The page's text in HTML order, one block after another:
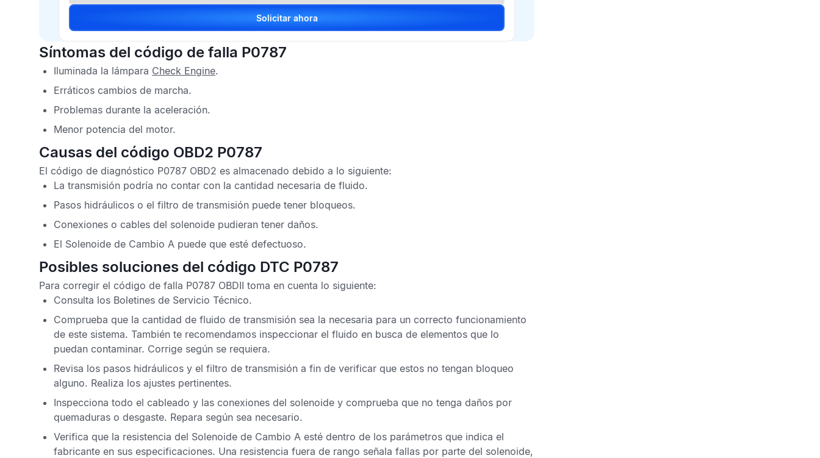
Solicitar ahora
Síntomas del código de falla P0787
Iluminada la lámpara Check Engine.
Erráticos cambios de marcha.
Problemas durante la aceleración.
Menor potencia del motor.
Causas del código OBD2 P0787
El código de diagnóstico P0787 OBD2 es almacenado debido a lo siguiente:
La transmisión podría no contar con la cantidad necesaria de fluido.
Pasos hidráulicos o el filtro de transmisión puede tener bloqueos.
Conexiones o cables del solenoide pudieran tener daños.
El Solenoide de Cambio A puede que esté defectuoso.
Posibles soluciones del código DTC P0787
Para corregir el código de falla P0787 OBDII toma en cuenta lo siguiente:
Consulta los Boletines de Servicio Técnico.
Comprueba que la cantidad de fluido de transmisión sea la necesaria para un correcto funcionamiento
de este sistema. También te recomendamos inspeccionar el fluido en busca de elementos que lo
puedan contaminar. Corrige según se requiera.
Revisa los pasos hidráulicos y el filtro de transmisión a fin de verificar que estos no tengan bloqueo
alguno. Realiza los ajustes pertinentes.
Inspecciona todo el cableado y las conexiones del solenoide y comprueba que no tenga daños por
quemaduras o desgaste. Repara según sea necesario.
Verifica que la resistencia del Solenoide de Cambio A esté dentro de los parámetros que indica el
fabricante en sus especificaciones. Una resistencia fuera de rango señala fallas por parte del solenoide,